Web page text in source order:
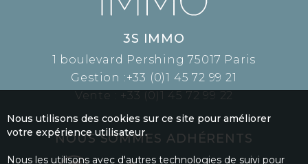
3S IMMO
1 boulevard Pershing 75017 Paris
Gestion :+33 (0)1 45 72 99 21
Vente :+33 (0)1 45 72 99 22
NOUS SOMMES ADHÉRENTS
Nous utilisons des cookies sur ce site pour améliorer
votre expérience utilisateur.
Nous les utilisons avec d'autres technologies de suivi pour